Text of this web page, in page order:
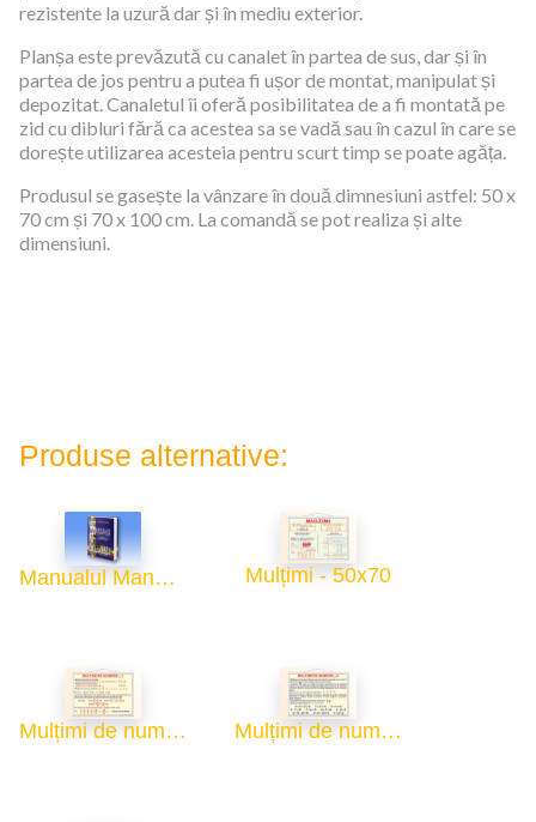
rezistente la uzură dar și în mediu exterior.
Planșa este prevăzută cu canalet în partea de sus, dar și în
partea de jos pentru a putea fi ușor de montat, manipulat și
depozitat. Canaletul îi oferă posibilitatea de a fi montată pe
zid cu dibluri fără ca acestea sa se vadă sau în cazul în care se
dorește utilizarea acesteia pentru scurt timp se poate agăța.
Produsul se gasește la vânzare în două dimnesiuni astfel: 50 x
70 cm și 70 x 100 cm. La comandă se pot realiza și alte
dimensiuni.
Produse alternative:
Manualul Manualelor Mulțimi - 50x70
Mulțimi de numere - 1 - 50x70 Mulțimi de numere - 2 - 50x70